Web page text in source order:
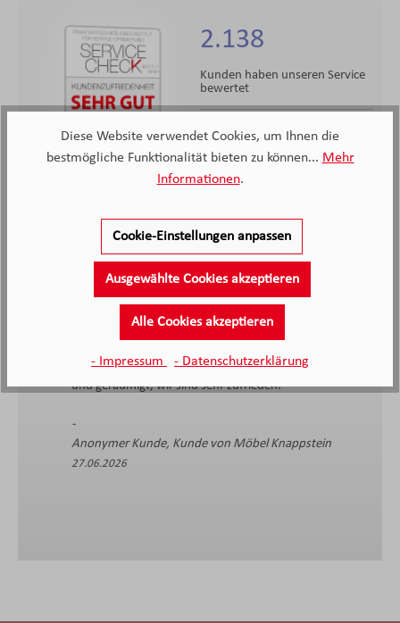
2138 Bewertungen
4.4/5.0
2.138
Kunden haben unseren Service
bewertet
4.4
Durchschnittliche Bewertung
Sehr gute und freundliche Beratung ohne Zeitdruck,
Lieferzeit eingehalten, das Möbelhaus ist sehr sauber
und geräumigt, wir sind sehr zufrieden.
Anonymer Kunde, Kunde von Möbel Knappstein
27.06.2026
Diese Website verwendet Cookies, um Ihnen die
bestmögliche Funktionalität bieten zu können... Mehr
Informationen.
Cookie-Einstellungen anpassen
Ausgewählte Cookies akzeptieren
Alle Cookies akzeptieren
- Impressum - Datenschutzerklärung